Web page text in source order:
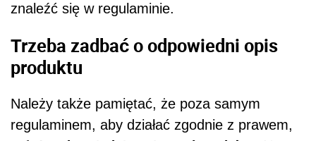
znaleźć się w regulaminie.
Trzeba zadbać o odpowiedni opis
produktu
Należy także pamiętać, że poza samym
regulaminem, aby działać zgodnie z prawem,